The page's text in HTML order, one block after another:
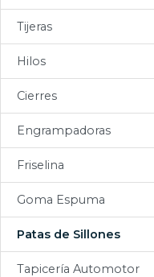
Tijeras
Hilos
Cierres
Engrampadoras
Friselina
Goma Espuma
Patas de Sillones
Tapicería Automotor
Felpudos
Toldos
Pisos
Sogas
Varios